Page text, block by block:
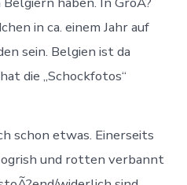
in ca. einem Jahr auf
sein. Belgien ist da
die „Schockfotos“
schon etwas. Einerseits
und rotten verbannt